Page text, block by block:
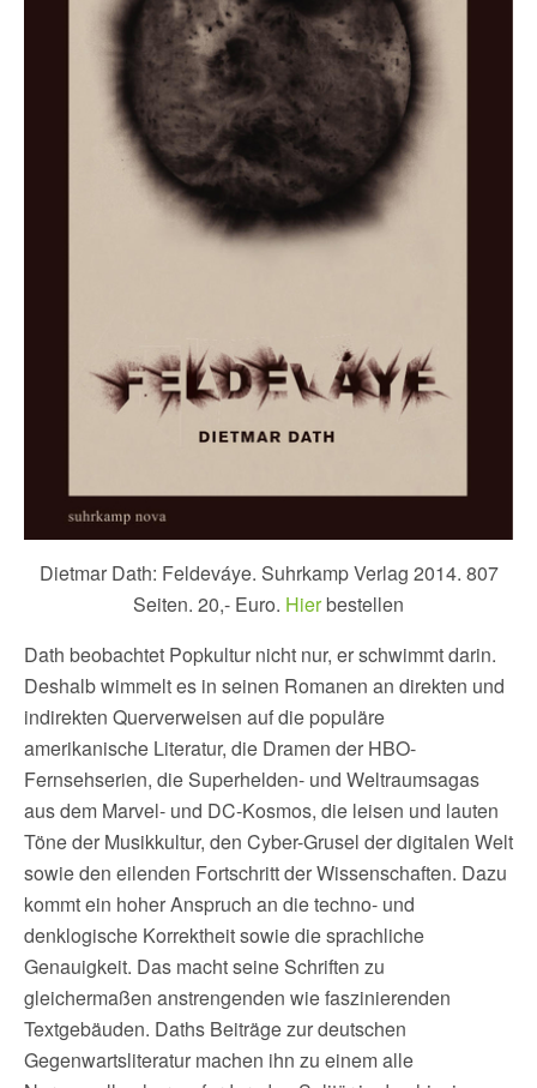
Dietmar Dath: Feldeváye. Suhrkamp Verlag 2014. 807
Seiten. 20,- Euro. Hierbestellen
Dath beobachtet Popkultur nicht nur, er schwimmt darin.
Deshalb wimmelt es in seinen Romanen an direkten und
indirekten Querverweisen auf die populäre
amerikanische Literatur, die Dramen der HBO-
Fernsehserien, die Superhelden- und Weltraumsagas
aus dem Marvel- und DC-Kosmos, die leisen und lauten
Töne der Musikkultur, den Cyber-Grusel der digitalen Welt
sowie den eilenden Fortschritt der Wissenschaften. Dazu
kommt ein hoher Anspruch an die techno- und
denklogische Korrektheit sowie die sprachliche
Genauigkeit. Das macht seine Schriften zu
gleichermaßen anstrengenden wie faszinierenden
Textgebäuden. Daths Beiträge zur deutschen
Gegenwartsliteratur machen ihn zu einem alle